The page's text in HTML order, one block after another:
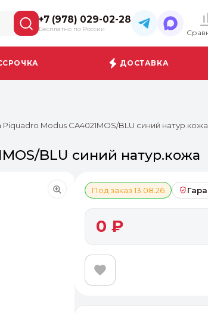
+7 (978) 029-02-28
Бесплатно по России
ДОСТАВКА
Piquadro Modus CA4021MOS/BLU синий натур.кожа
BLU синий натур.кожа
Под заказ 13.08.26
0 ₽